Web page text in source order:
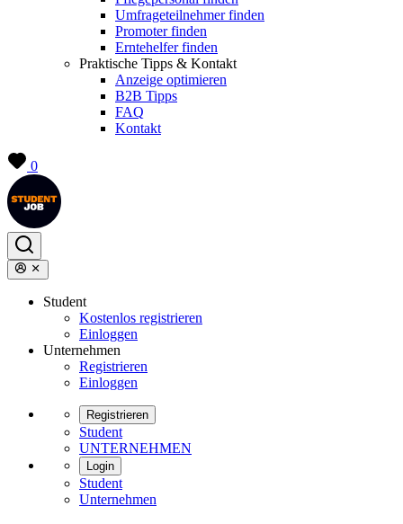
Umfrageteilnehmer finden
Promoter finden
Erntehelfer finden
Praktische Tipps & Kontakt
Anzeige optimieren
B2B Tipps
FAQ
Kontakt
0
Student
Kostenlos registrieren
Einloggen
Unternehmen
Registrieren
Einloggen
Registrieren
Student
UNTERNEHMEN
Login
Student
Unternehmen